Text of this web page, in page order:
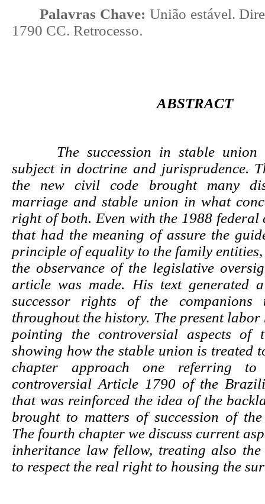
Palavras Chave: União estável.
1790 CC. Retrocesso.
ABSTRACT
The succession in stable
subject in doctrine and jurisprudence.
the new civil code brought many
marriage and stable union in what
right of both. Even with the 1988 federal
that had the meaning of assure the
principle of equality to the family
the observance of the legislative
article was made. His text generated
successor rights of the companions
throughout the history. The present labor
pointing the controversial aspects of
showing how the stable union is treated
chapter approach one referring
controversial Article 1790 of the
that was reinforced the idea of the
brought to matters of succession of
The fourth chapter we discuss current
inheritance law fellow, treating also
to respect the real right to housing the